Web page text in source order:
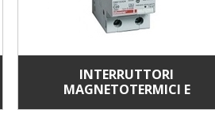
INTERRUTTORI
MAGNETOTERMICI E